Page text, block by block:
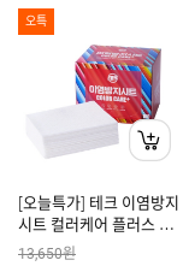
오특
[오늘특가] 테크 이염방지
시트 컬러케어 플러스 두
툼한 초강력 오염 먼지흡
착 세탁티슈 100매
13,650원